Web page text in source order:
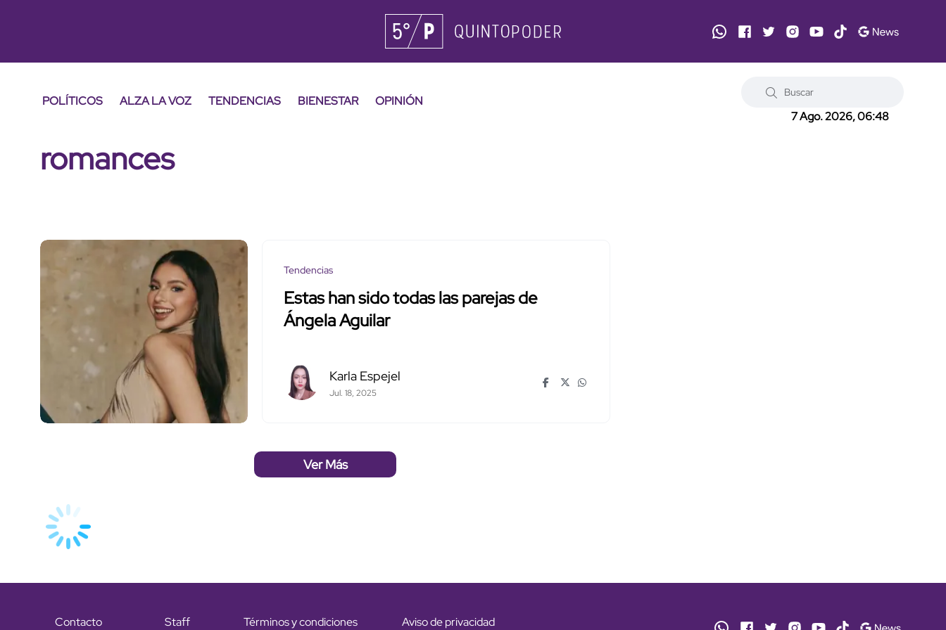
POLÍTICOS ALZA LA VOZ TENDENCIAS BIENESTAR
OPINIÓN
7 Ago. 2026, 06:48
romances
Tendencias
Estas han sido todas las parejas de
Ángela Aguilar
Karla Espejel
Jul. 18, 2025
Ver Más
Contacto Staff Términos y condiciones Aviso de privacidad